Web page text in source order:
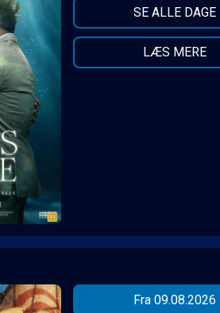
SE ALLE DAGE
LÆS MERE
Fra 09.08.2026